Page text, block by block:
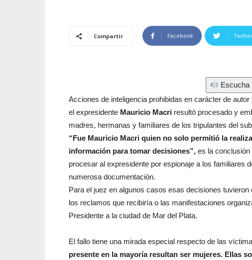
Compartir Facebook
Escucha
Acciones de inteligencia prohibidas en carácter de
el expresidente Mauricio Macri resultó procesado y
madres, hermanas y familiares de los tripulantes del
“Fue Mauricio Macri quien no solo permitió la
información para tomar decisiones”, es la conclusión
procesar al expresidente por espionaje a los familiares
numerosa documentación.
Para el juez en algunos casos esas decisiones
los reclamos que recibiría o las manifestaciones
Presidente a la ciudad de Mar del Plata.
El fallo tiene una mirada especial respecto de las
presente en la mayoría resultan ser mujeres. Ellas